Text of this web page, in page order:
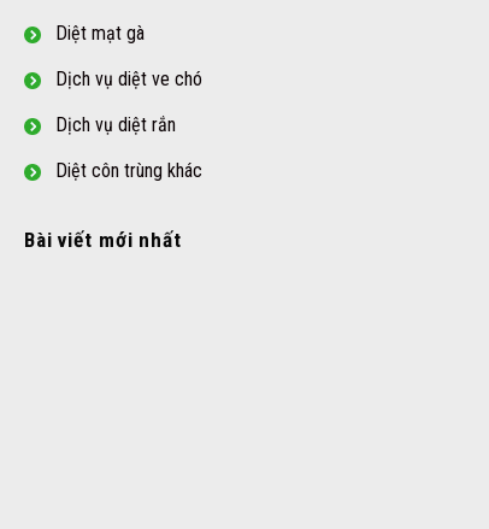
Diệt mạt gà
Dịch vụ diệt ve chó
Dịch vụ diệt rắn
Diệt côn trùng khác
Bài viết mới nhất